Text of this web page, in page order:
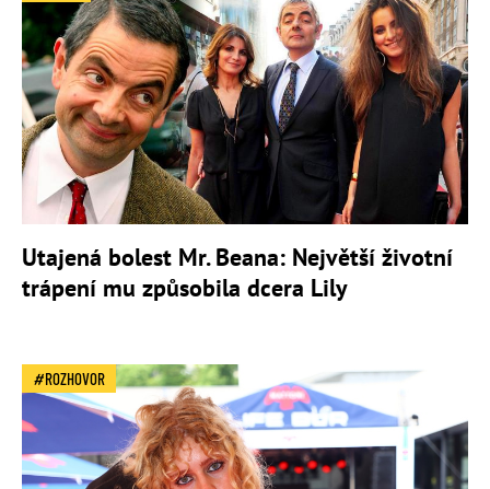
Utajená bolest Mr. Beana: Největší životní
trápení mu způsobila dcera Lily
ROZHOVOR